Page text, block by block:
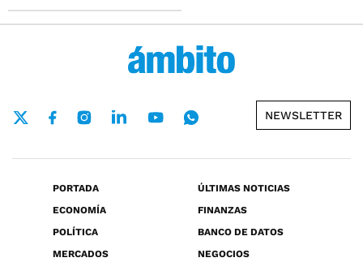
NEWSLETTER
PORTADA
ÚLTIMAS NOTICIAS
ECONOMÍA
FINANZAS
POLÍTICA
BANCO DE DATOS
MERCADOS
NEGOCIOS